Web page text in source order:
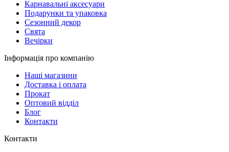
Карнавальні аксесуари
Подарунки та упаковка
Сезонний декор
Свята
Вечірки
Інформація про компанію
Наші магазини
Доставка і оплата
Прокат
Оптовий відділ
Блог
Контакти
Контакти